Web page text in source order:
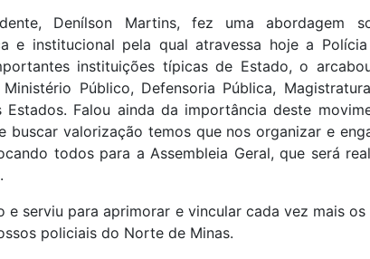
Denílson Martins, fez uma abordagem
e institucional pela qual atravessa hoje a
instituições típicas de Estado, o
Público, Defensoria Pública,
Falou ainda da importância deste
buscar valorização temos que nos organizar e
todos para a Assembleia Geral, que será
serviu para aprimorar e vincular cada vez mais
policiais do Norte de Minas.